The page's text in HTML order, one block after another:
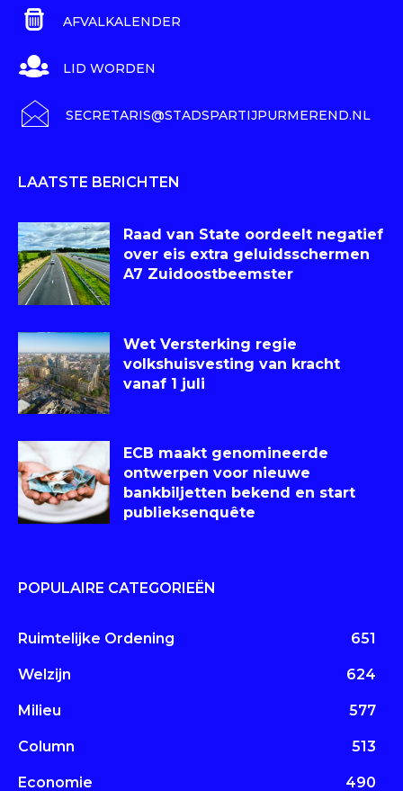
AFVALKALENDER
LID WORDEN
SECRETARIS@STADSPARTIJPURMEREND.NL
LAATSTE BERICHTEN
Raad van State oordeelt negatief
over eis extra geluidsschermen
A7 Zuidoostbeemster
Wet Versterking regie
volkshuisvesting van kracht
vanaf 1 juli
ECB maakt genomineerde
ontwerpen voor nieuwe
bankbiljetten bekend en start
publieksenquête
POPULAIRE CATEGORIEËN
Ruimtelijke Ordening 651
Welzijn 624
Milieu 577
Column 513
Economie 490